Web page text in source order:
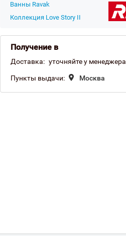
Ванны Ravak
Коллекция Love Story II
Получение в
Доставка: уточняйте у менеджера
Пункты выдачи: Москва